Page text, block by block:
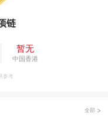
链
暂无
中国香港
参考
全部